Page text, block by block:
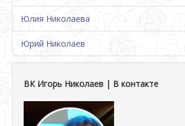
Юлия Николаева
Юрий Николаев
ВК Игорь Николаев | В контакте